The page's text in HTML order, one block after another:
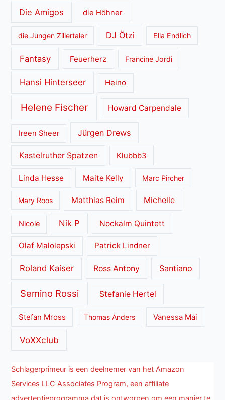
Die Amigos die Höhner
die Jungen Zillertaler DJ Ötzi Ella Endlich
Fantasy Feuerherz Francine Jordi
Hansi Hinterseer Heino
Helene Fischer Howard Carpendale
Ireen Sheer Jürgen Drews
Kastelruther Spatzen Klubbb3
Linda Hesse Maite Kelly Marc Pircher
Mary Roos Matthias Reim Michelle
Nicole Nik P Nockalm Quintett
Olaf Malolepski Patrick Lindner
Roland Kaiser Ross Antony Santiano
Semino Rossi Stefanie Hertel
Stefan Mross Thomas Anders Vanessa Mai
VoXXclub
Schlagerprimeur is een deelnemer van het Amazon
Services LLC Associates Program, een affiliate